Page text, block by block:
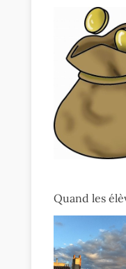
Quand les